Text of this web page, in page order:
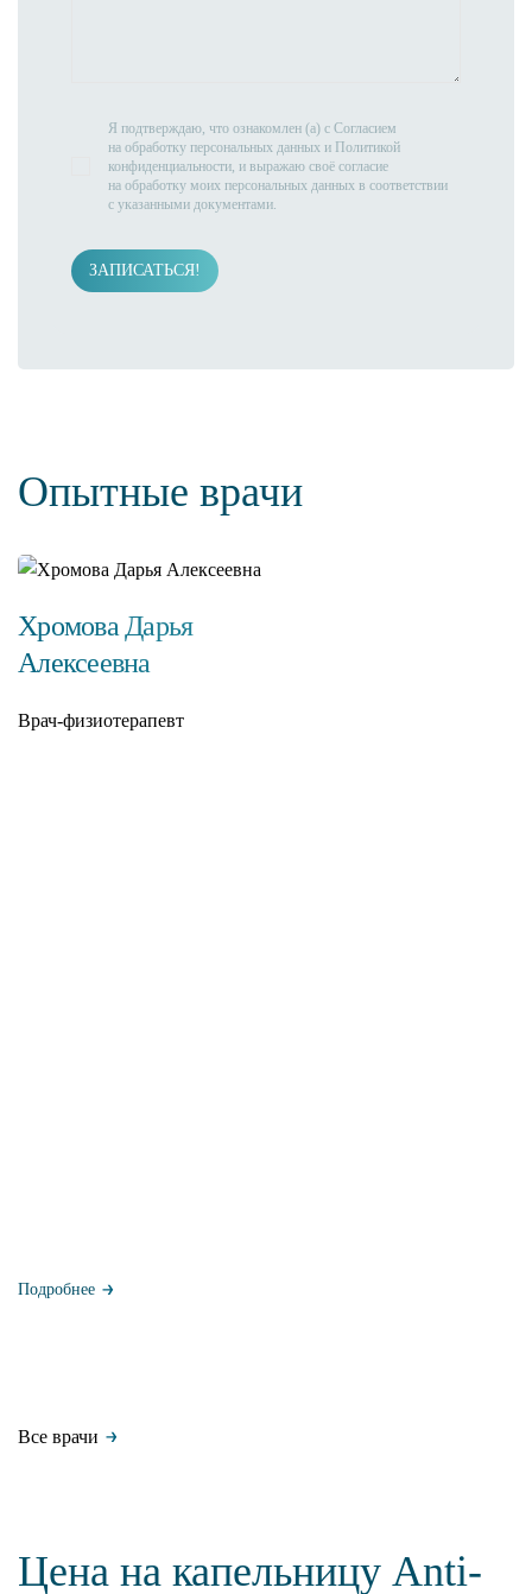
Я подтверждаю, что ознакомлен (а) с Согласием
на обработку персональных данных и Политикой
конфиденциальности, и выражаю своё согласие
на обработку моих персональных данных в соответствии
с указанными документами.
ЗАПИСАТЬСЯ!
Опытные врачи
Хромова Дарья
Алексеевна
Врач-физиотерапевт
Подробнее
Все врачи
Цена на капельницу Anti-